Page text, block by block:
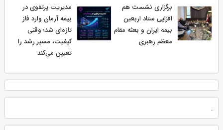
برگزاری نشست هم
افزایی ستاد اربعین
بیمه ایران و بعثه مقام
معظم رهبری
مدیریت پرتفوی در
بیمه آرمان وارد فاز
تازه‌ای شد؛ وقتی
کیفیت، مسیر رشد را
تعیین می‌کند
.